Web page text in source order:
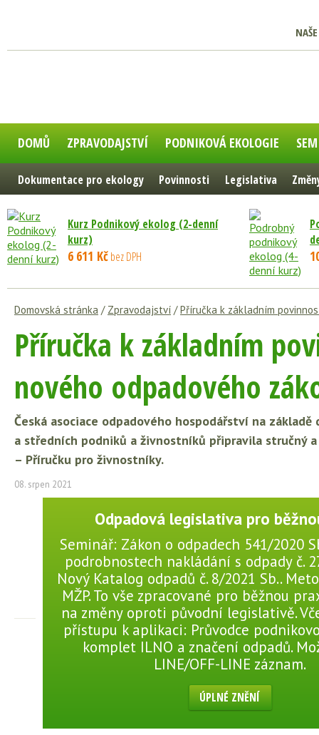
DOMŮ ZPRAVODAJSTVÍ PODNIKOVÁ EKOLOGIE
Dokumentace pro ekology Povinnosti Legislativa
Kurz Podnikový ekolog (2-denní
kurz)
6 611 Kčbez DPH
Domovská stránka / Zpravodajství /Příručka k základním
Příručka k základním
nového odpadového
Česká asociace odpadového hospodářství na
a středních podniků a živnostníků připravila stručný
– Příručku pro živnostníky.
08. srpen 2021
Odpadová legislativa pro
Seminář: Zákon o odpadech 541/2020
podrobnostech nakládání s odpady č.
Nový Katalog odpadů č. 8/2021 Sb..
MŽP. To vše zpracované pro běžnou
na změny oproti původní legislativě.
přístupu k aplikaci: Průvodce
komplet ILNO a značení odpadů.
LINE/OFF-LINE záznam.
ÚPLNÉ ZNĚNÍ